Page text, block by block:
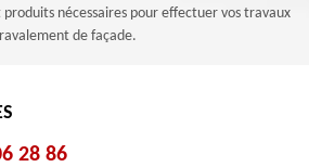
nécessaires pour effectuer vos travaux
de façade.
28 86